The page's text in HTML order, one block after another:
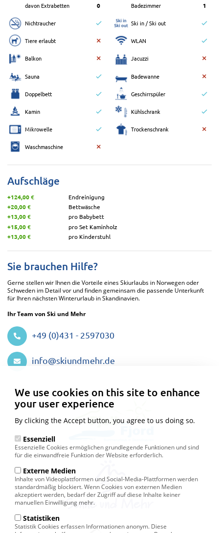
davon Extrabetten 0 Badezimmer 1
Nichtraucher Ski in / Ski out
Tiere erlaubt WLAN
Balkon Jacuzzi
Sauna Badewanne
Doppelbett Geschirrspüler
Kamin Kühlschrank
Mikrowelle Trockenschrank
Waschmaschine
Aufschläge
+124,00 €
Endreinigung
+20,00 €
Bettwäsche
+13,00 €
pro Babybett
+15,00 €
pro Set Kaminholz
+13,00 €
pro Kinderstuhl
Sie brauchen Hilfe?
Gerne stellen wir Ihnen die Vorteile eines Skiurlaubs in Norwegen oder
Schweden im Detail vor und finden gemeinsam die passende Unterkunft
für Ihren nächsten Winterurlaub in Skandinavien.
Ihr Team von Ski und Mehr
+49 (0)431 - 2597030
info@skiundmehr.de
We use cookies on this site to enhance
your user experience
By clicking the Accept button, you agree to us doing so.
Essenziell
Essenzielle Cookies ermöglichen grundlegende Funktionen und sind
für die einwandfreie Funktion der Website erforderlich.
Externe Medien
Inhalte von Videoplattformen und Social-Media-Plattformen werden
standardmäßig blockiert. Wenn Cookies von externen Medien
akzeptiert werden, bedarf der Zugriff auf diese Inhalte keiner
manuellen Einwilligung mehr.
Statistiken
Statistik Cookies erfassen Informationen anonym. Diese